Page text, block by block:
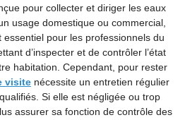
pour collecter et diriger les eaux
usage domestique ou commercial,
pour les professionnels du
d’inspecter et de contrôler l’état
habitation. Cependant, pour rester
visite nécessite un entretien régulier
Si elle est négligée ou trop
assurer sa fonction de contrôle des